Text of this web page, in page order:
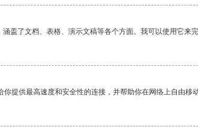
盖了文档、表格、演示文稿等各个方面。我可以使用它来
提供最高速度和安全性的连接，并帮助你在网络上自由移动